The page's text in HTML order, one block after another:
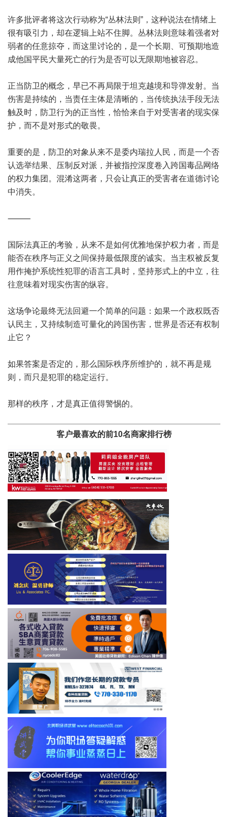
许多批评者将这次行动称为“丛林法则”，这种说法在情绪上
很有吸引力，却在逻辑上站不住脚。丛林法则意味着强者对
弱者的任意掠夺，而这里讨论的，是一个长期、可预期地造
成他国平民大量死亡的行为是否可以无限期地被容忍。
正当防卫的概念，早已不再局限于坦克越境和导弹发射。当
伤害是持续的，当责任主体是清晰的，当传统执法手段无法
触及时，防卫行为的正当性，恰恰来自于对受害者的现实保
护，而不是对形式的敬畏。
重要的是，防卫的对象从来不是委内瑞拉人民，而是一个否
认选举结果、压制反对派，并被指控深度卷入跨国毒品网络
的权力集团。混淆这两者，只会让真正的受害者在道德讨论
中消失。
⸻
国际法真正的考验，从来不是如何优雅地保护权力者，而是
能否在秩序与正义之间保持最低限度的诚实。当主权被反复
用作掩护系统性犯罪的语言工具时，坚持形式上的中立，往
往意味着对现实伤害的纵容。
这场争论最终无法回避一个简单的问题：如果一个政权既否
认民主，又持续制造可量化的跨国伤害，世界是否还有权制
止它？
如果答案是否定的，那么国际秩序所维护的，就不再是规
则，而只是犯罪的稳定运行。
那样的秩序，才是真正值得警惕的。
客户最喜欢的前10名商家排行榜